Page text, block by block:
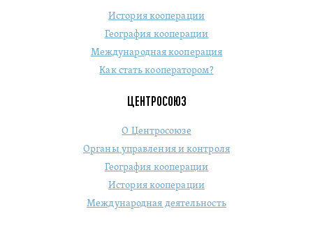
История кооперации
География кооперации
Международная кооперация
Как стать кооператором?
ЦЕНТРОСОЮЗ
О Центросоюзе
Органы управления и контроля
География кооперации
История кооперации
Международная деятельность